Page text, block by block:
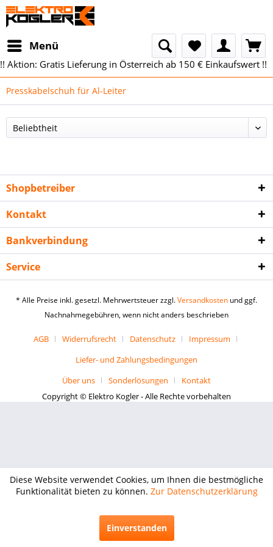
Menü
!! Aktion: Gratis Lieferung in Österreich ab 150 € Einkaufswert !!
Presskabelschuh für Al-Leiter
Shopbetreiber
Kontakt
Bankverbindung
Service
* Alle Preise inkl. gesetzl. Mehrwertsteuer zzgl.Versandkosten und ggf.
Nachnahmegebühren, wenn nicht anders beschrieben
AGB Widerrufsrecht Datenschutz
Impressum
Liefer- und Zahlungsbedingungen
Über uns
Sonderlösungen
Kontakt
Copyright © Elektro Kogler - Alle Rechte vorbehalten
Diese Website verwendet Cookies, um Ihnen die bestmögliche
Funktionalität bieten zu können. Zur Datenschutzerklärung
Einverstanden